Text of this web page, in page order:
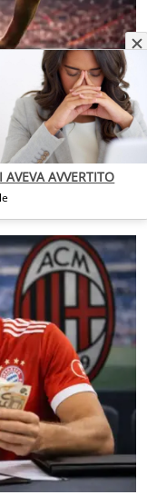
di questo
AVVERTITO